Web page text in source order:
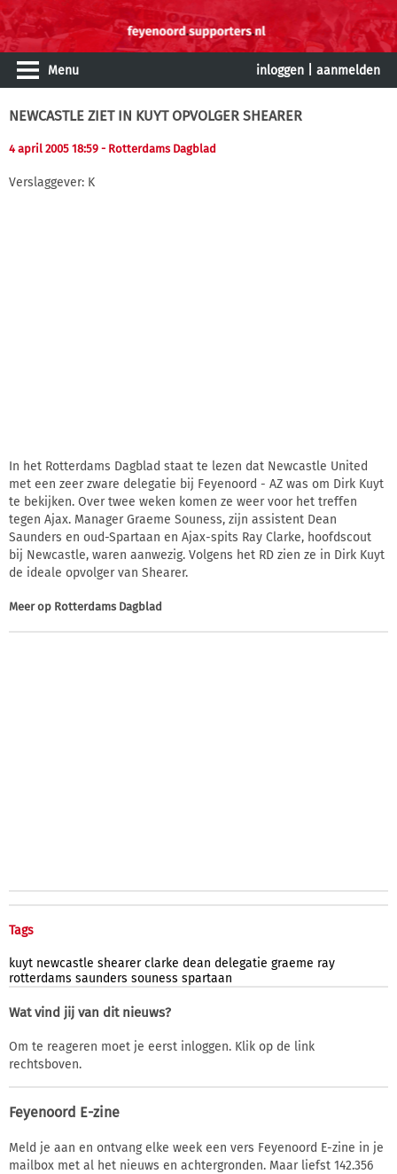
Menu inloggen aanmelden
NEWCASTLE ZIET IN KUYT OPVOLGER SHEARER
4 april 2005 18:59 - Rotterdams Dagblad
Verslaggever: K
In het Rotterdams Dagblad staat te lezen dat Newcastle United
met een zeer zware delegatie bij Feyenoord - AZ was om Dirk Kuyt
te bekijken. Over twee weken komen ze weer voor het treffen
tegen Ajax. Manager Graeme Souness, zijn assistent Dean
Saunders en oud-Spartaan en Ajax-spits Ray Clarke, hoofdscout
bij Newcastle, waren aanwezig. Volgens het RD zien ze in Dirk Kuyt
de ideale opvolger van Shearer.
Meer op Rotterdams Dagblad
Tags
kuyt newcastle shearer clarke dean delegatie graeme ray
rotterdams saunders souness spartaan
Wat vind jij van dit nieuws?
Om te reageren moet je eerst inloggen. Klik op de link
rechtsboven.
Feyenoord E-zine
Meld je aan en ontvang elke week een vers Feyenoord E-zine in je
mailbox met al het nieuws en achtergronden. Maar liefst 142.356